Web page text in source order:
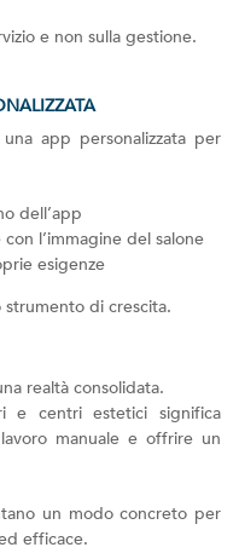
e non sulla gestione.
app personalizzata per
dell’app
l’immagine del salone
esigenze
di crescita.
realtà consolidata.
e centri estetici significa
manuale e offrire un
un modo concreto per
efficace.